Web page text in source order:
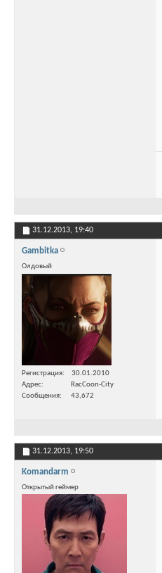
31.12.2013, 19:40
Gambitka
Олдовый
Регистрация
30.01.2010
Адрес
RacCoon-City
Сообщения
43,672
31.12.2013, 19:50
Komandarm
Открытый геймер